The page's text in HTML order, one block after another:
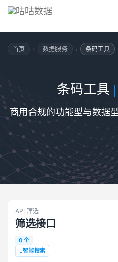
首页 › 数据服务 › 条码工具
条码工具 |
商用合规的功能型与数据
API 筛选
筛选接口
0 个
智能搜索